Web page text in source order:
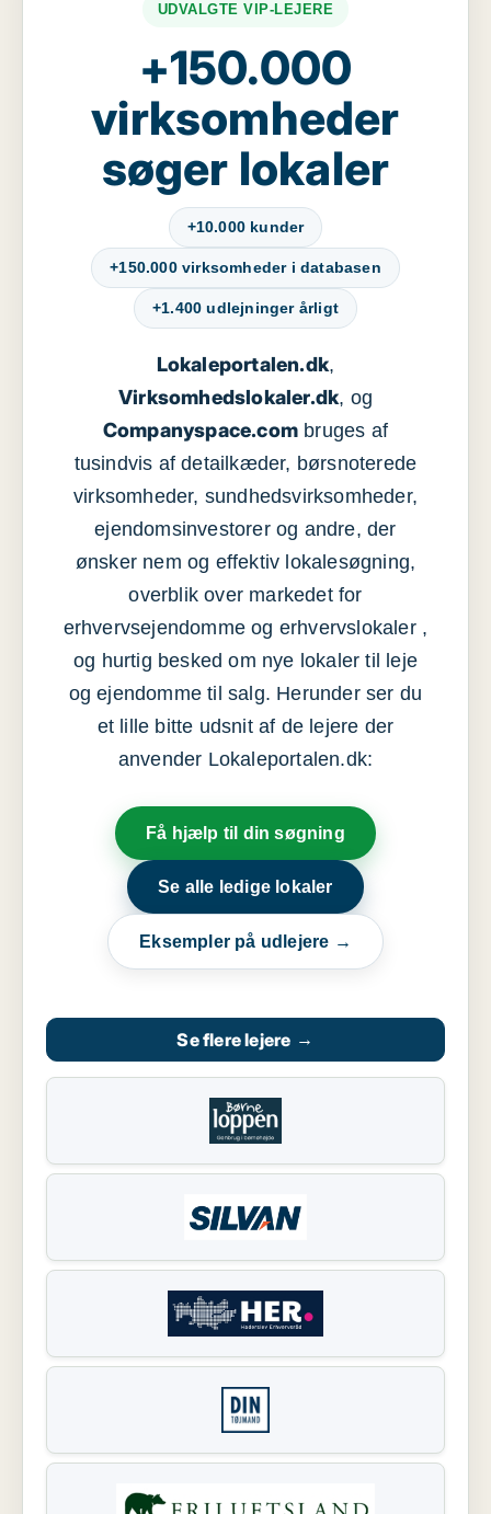
UDVALGTE VIP-LEJERE
+150.000
virksomheder
søger lokaler
+10.000 kunder
+150.000 virksomheder i databasen
+1.400 udlejninger årligt
Lokaleportalen.dk,
Virksomhedslokaler.dk, og
Companyspace.com bruges af
tusindvis af detailkæder, børsnoterede
virksomheder, sundhedsvirksomheder,
ejendomsinvestorer og andre, der
ønsker nem og effektiv lokalesøgning,
overblik over markedet for
erhvervsejendomme og erhvervslokaler ,
og hurtig besked om nye lokaler til leje
og ejendomme til salg. Herunder ser du
et lille bitte udsnit af de lejere der
anvender Lokaleportalen.dk:
Få hjælp til din søgning
Se alle ledige lokaler
Eksempler på udlejere →
Se flere lejere →